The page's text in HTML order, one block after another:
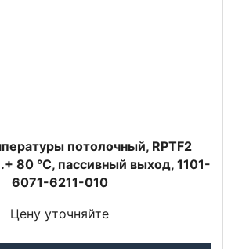
потолочный, RPTF2
80 °C, пассивный выход, 1101-
6071-6211-010
Цену уточняйте